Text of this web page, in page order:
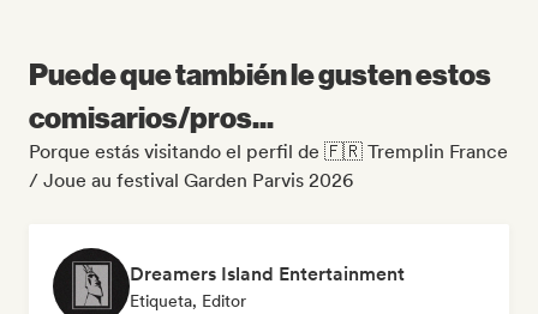
Puede que también le gusten estos
comisarios/pros...
Porque estás visitando el perfil de 🇫🇷 Tremplin France
/ Joue au festival Garden Parvis 2026
Dreamers Island Entertainment
Etiqueta, Editor